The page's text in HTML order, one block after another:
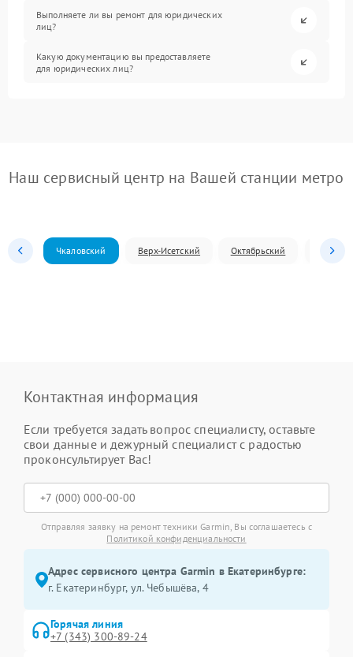
Выполняете ли вы ремонт для юридических
лиц?
Какую документацию вы предоставляете
для юридических лиц?
Наш сервисный центр на Вашей станции метро
Чкаловский Верх-Исетский Октябрьский
Контактная информация
Если требуется задать вопрос специалисту, оставьте
свои данные и дежурный специалист с радостью
проконсультирует Вас!
Отправляя заявку на ремонт техники Garmin, Вы соглашаетесь с
Политикой конфиденциальности
Адрес сервисного центра Garmin в Екатеринбурге:
г. Екатеринбург, ул. Чебышёва, 4
Горячая линия
+7 (343) 300-89-24